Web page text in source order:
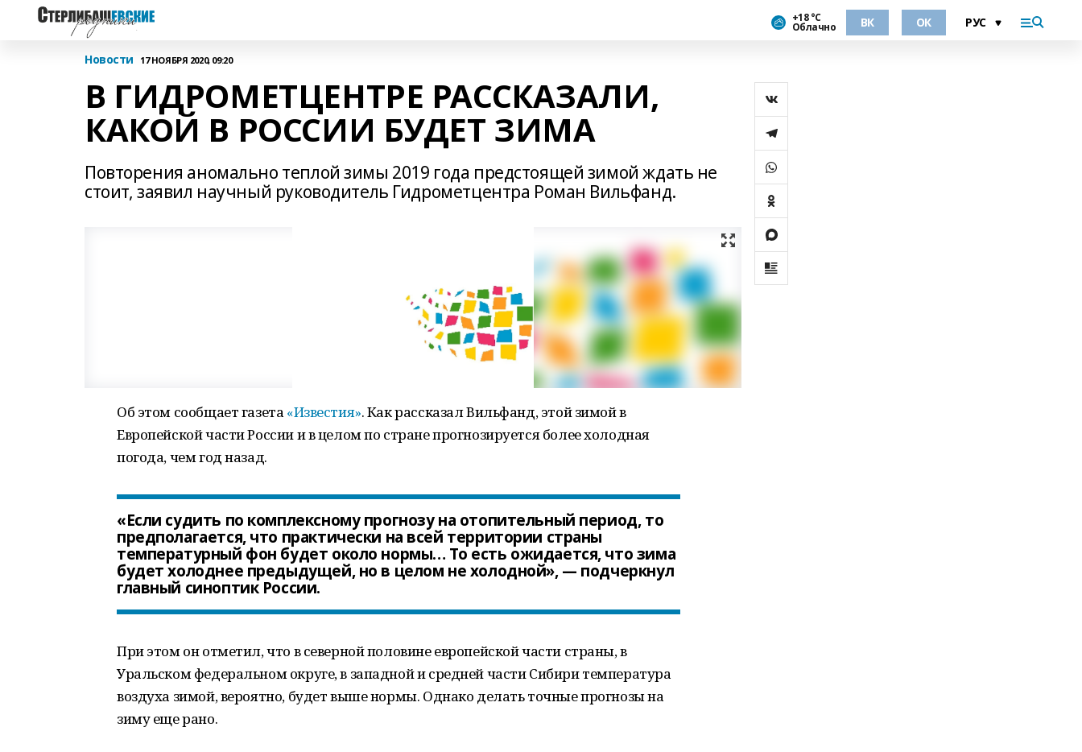
+18 °С
Облачно ВК ОК
Новости 17 НОЯБРЯ 2020, 09:20
В ГИДРОМЕТЦЕНТРЕ РАССКАЗАЛИ,
КАКОЙ В РОССИИ БУДЕТ ЗИМА
Повторения аномально теплой зимы 2019 года предстоящей зимой ждать не
стоит, заявил научный руководитель Гидрометцентра Роман Вильфанд.
Об этом сообщает газета «Известия». Как рассказал Вильфанд, этой зимой в
Европейской части России и в целом по стране прогнозируется более холодная
погода, чем год назад.
«Если судить по комплексному прогнозу на отопительный период, то
предполагается, что практически на всей территории страны
температурный фон будет около нормы… То есть ожидается, что зима
будет холоднее предыдущей, но в целом не холодной», — подчеркнул
главный синоптик России.
При этом он отметил, что в северной половине европейской части страны, в
Уральском федеральном округе, в западной и средней части Сибири температура
воздуха зимой, вероятно, будет выше нормы. Однако делать точные прогнозы на
зиму еще рано.